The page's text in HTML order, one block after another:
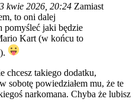
kwie 2026, 20:24 Zamiast
to oni dalej
pomyśleć jaki będzie
Kart (w końcu to
takiego dodatku,
sobotę powiedziałem mu, że te
narkomana. Chyba że lubisz